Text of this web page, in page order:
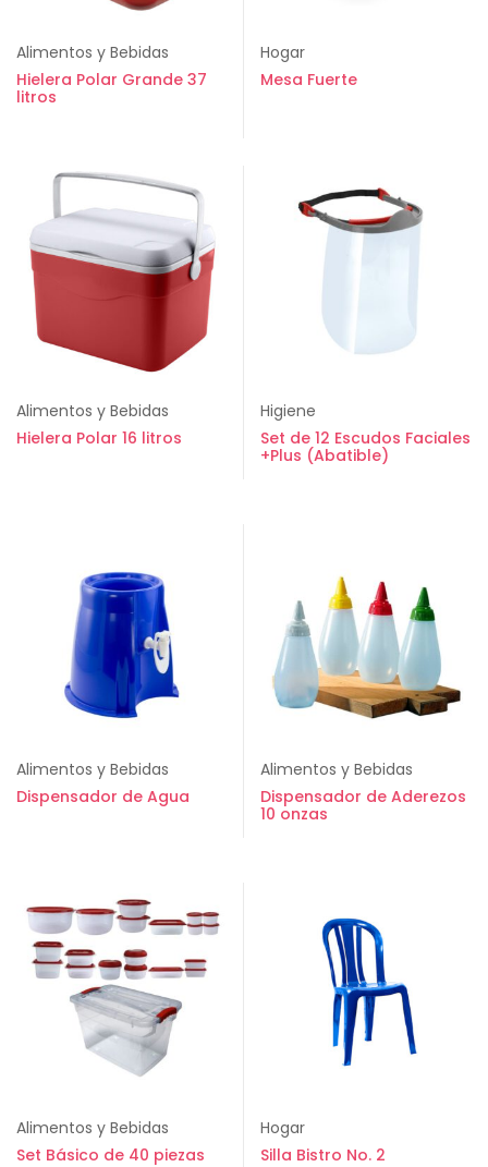
Alimentos y Bebidas
Hielera Polar Grande 37
litros
Hogar
Mesa Fuerte
Alimentos y Bebidas
Hielera Polar 16 litros
Higiene
Set de 12 Escudos Faciales
+Plus (Abatible)
Alimentos y Bebidas
Dispensador de Agua
Alimentos y Bebidas
Dispensador de Aderezos
10 onzas
Alimentos y Bebidas
Set Básico de 40 piezas
Hogar
Silla Bistro No. 2